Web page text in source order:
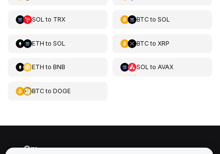
SOL to TRX BTCto SOL
ETH to SOL BTCto XRP
ETH to BNB SOL to AVAX
BTCto DOGE
Om